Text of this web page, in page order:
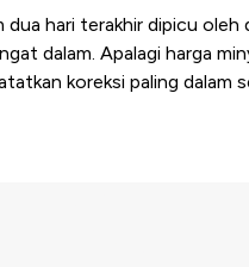
dua hari terakhir dipicu
dalam. Apalagi harga
koreksi paling dalam